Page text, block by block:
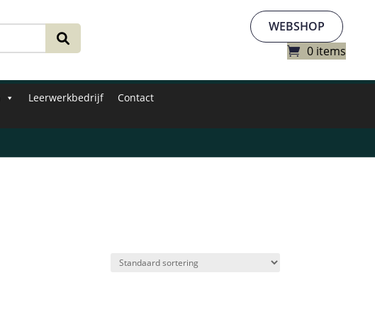
WEBSHOP
0 items
Leerwerkbedrijf Contact